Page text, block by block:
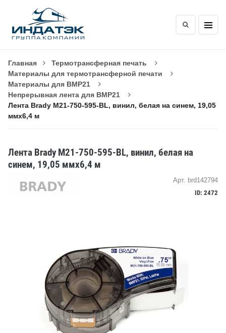
Главная
Термотрансферная печать
Материалы для термотрансферной печати
Материалы для BMP21
Непрерывная лента для BMP21
Лента Brady M21-750-595-BL, винил, белая на синем, 19,05
ммх6,4 м
Лента Brady M21-750-595-BL, винил, белая на
синем, 19,05 ммх6,4 м
Арт. brd142794
ID: 2472